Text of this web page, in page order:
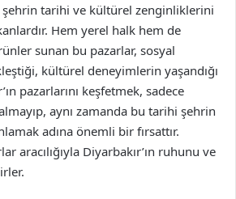
şehrin tarihi ve kültürel zenginliklerini
Hem yerel halk hem de
sunan bu pazarlar, sosyal
kültürel deneyimlerin yaşandığı
pazarlarını keşfetmek, sadece
aynı zamanda bu tarihi şehrin
adına önemli bir fırsattır.
aracılığıyla Diyarbakır’ın ruhunu ve